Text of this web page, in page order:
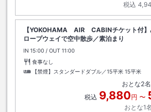
税込
【YOKOHAMA AIR CABINチケット付】
ロープウェイで空中散歩／素泊まり
IN チェックイン
15:00 / OUT チェックアウト
11:00
食事なし
【禁煙】スタンダードダブル／15平米 15平米
おとな2名
税込 9,880円 〜
おとな1